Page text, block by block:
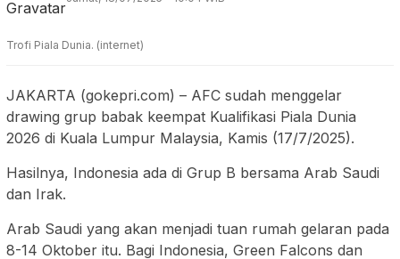
Trofi Piala Dunia. (internet)
JAKARTA (gokepri.com) – AFC sudah menggelar
drawing grup babak keempat Kualifikasi Piala Dunia
2026 di Kuala Lumpur Malaysia, Kamis (17/7/2025).
Hasilnya, Indonesia ada di Grup B bersama Arab Saudi
dan Irak.
Arab Saudi yang akan menjadi tuan rumah gelaran pada
8-14 Oktober itu. Bagi Indonesia, Green Falcons dan